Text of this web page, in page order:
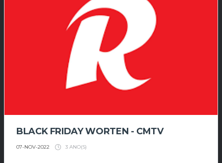
BLACK FRIDAY WORTEN - CMTV
07-NOV-2022 3 ANO(S)